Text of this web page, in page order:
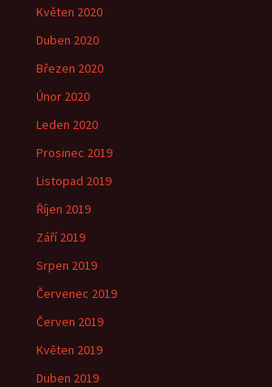
Květen 2020
Duben 2020
Březen 2020
Únor 2020
Leden 2020
Prosinec 2019
Listopad 2019
Říjen 2019
Září 2019
Srpen 2019
Červenec 2019
Červen 2019
Květen 2019
Duben 2019